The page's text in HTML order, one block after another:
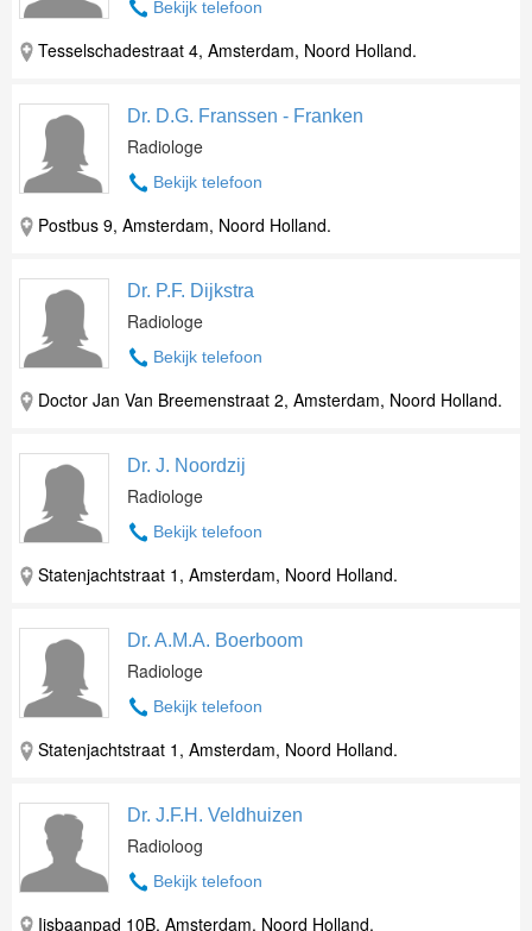
Bekijk telefoon
Tesselschadestraat 4, Amsterdam, Noord Holland.
Dr. D.G. Franssen - Franken
Radiologe
Bekijk telefoon
Postbus 9, Amsterdam, Noord Holland.
Dr. P.F. Dijkstra
Radiologe
Bekijk telefoon
Doctor Jan Van Breemenstraat 2, Amsterdam, Noord Holland.
Dr. J. Noordzij
Radiologe
Bekijk telefoon
Statenjachtstraat 1, Amsterdam, Noord Holland.
Dr. A.M.A. Boerboom
Radiologe
Bekijk telefoon
Statenjachtstraat 1, Amsterdam, Noord Holland.
Dr. J.F.H. Veldhuizen
Radioloog
Bekijk telefoon
Ijsbaanpad 10B, Amsterdam, Noord Holland.